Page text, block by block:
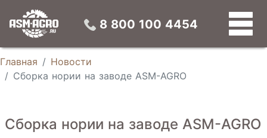
8 800 100 4454
Главная
Новости
Сборка нории на заводе ASM-AGRO
Сборка нории на заводе ASM-AGRO